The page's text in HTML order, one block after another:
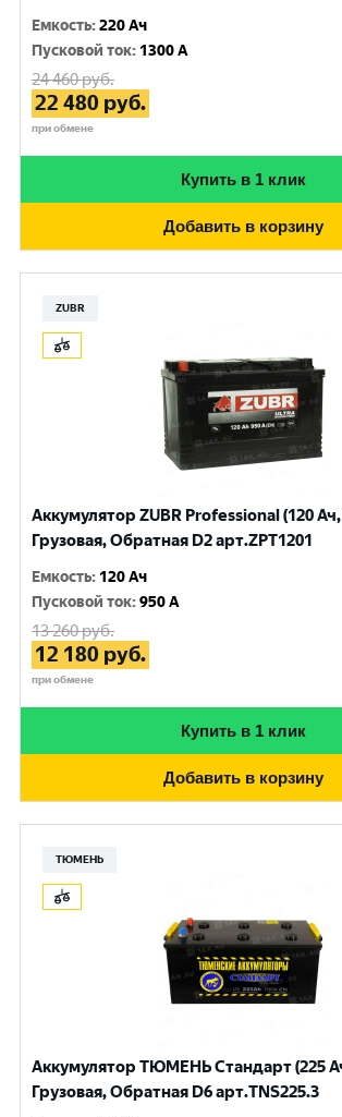
Емкость:220 Ач
Пусковой ток: 1300 A
24 460руб.
22 480 руб.
при обмене
Купить в 1 клик
Добавить в корзину
ZUBR
Аккумулятор ZUBR Professional (120 Ач,
Грузовая, Обратная D2 арт.ZPT1201
Емкость: 120 Ач
Пусковой ток:950 A
13 260руб.
12 180 руб.
при обмене
Купить в 1 клик
Добавить в корзину
ТЮМЕНЬ
Аккумулятор ТЮМЕНЬ Стандарт (225
Грузовая, Обратная D6 арт.TNS225.3